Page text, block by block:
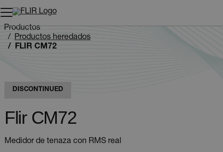
Productos
Productos heredados
FLIR CM72
DISCONTINUED
Flir CM72
Medidor de tenaza con RMS real